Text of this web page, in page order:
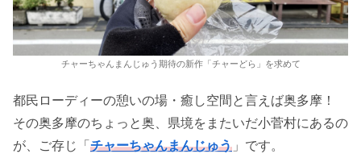
チャーちゃんまんじゅう期待の新作「チャーどら」を求めて
都民ローディーの憩いの場・癒し空間と言えば奥多摩！
その奥多摩のちょっと奥、県境をまたいだ小菅村にあるの
が、ご存じ「 チャーちゃんまんじゅう 」です。